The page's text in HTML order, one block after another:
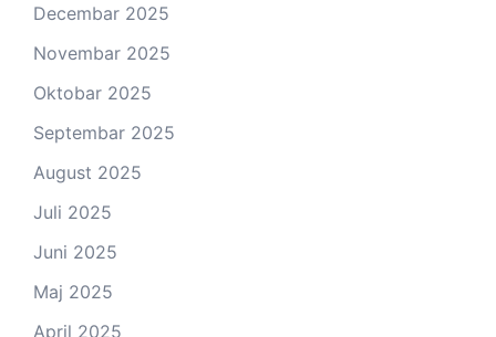
Decembar 2025
Novembar 2025
Oktobar 2025
Septembar 2025
August 2025
Juli 2025
Juni 2025
Maj 2025
April 2025